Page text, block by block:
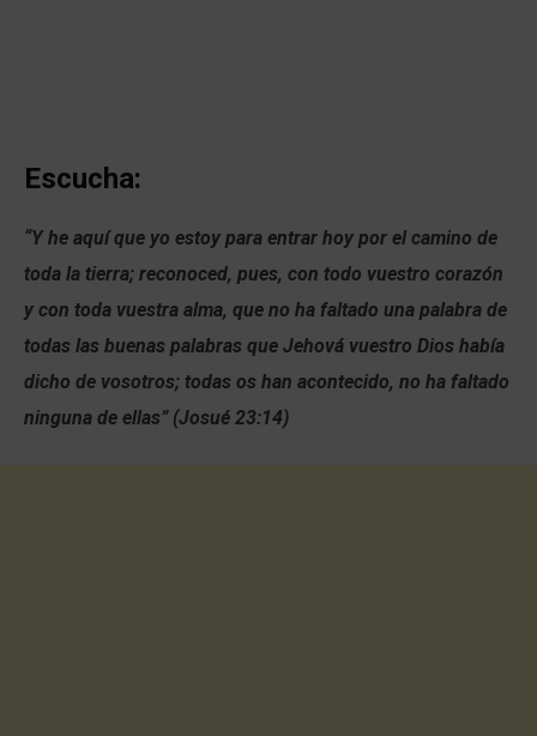
Escucha:
“Y he aquí que yo estoy para entrar hoy por el camino de
toda la tierra; reconoced, pues, con todo vuestro corazón
y con toda vuestra alma, que no ha faltado una palabra de
todas las buenas palabras que Jehová vuestro Dios había
dicho de vosotros; todas os han acontecido, no ha faltado
ninguna de ellas” (Josué 23:14)